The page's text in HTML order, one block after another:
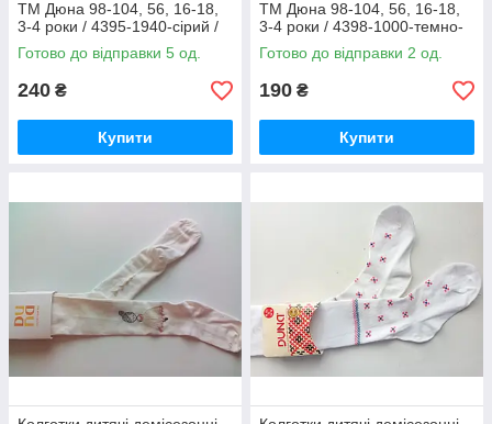
ТМ Дюна 98-104, 56, 16-18,
3-4 роки / 4395-1940-сірий /
колготи Duna весна-осінь
Готово до відправки 5 од.
240 ₴
Купити
ТМ Дюна 98-104, 56, 16-18,
3-4 роки / 4398-1000-темно-
синій / колготи Duna весна-
осінь
Готово до відправки 2 од.
190 ₴
Купити